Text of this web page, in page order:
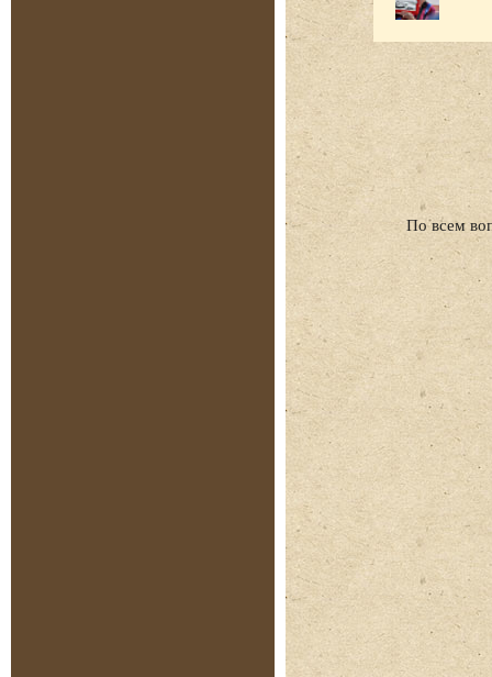
По всем